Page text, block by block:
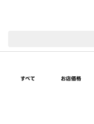
すべて お店価格